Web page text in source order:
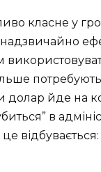
класне у
долар йде на
в
відбувається: